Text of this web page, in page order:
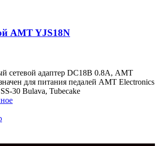
AMT YJS18N
сетевой адаптер DC18В 0.8A, АМТ
для питания педалей АМТ Electronics
30 Bulava, Tubecake